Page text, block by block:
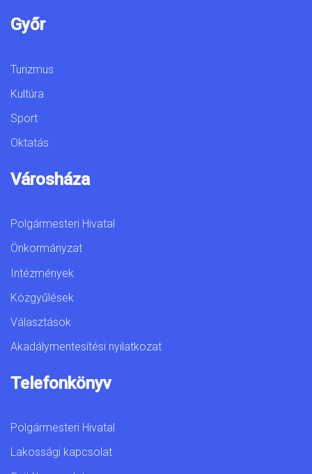
Győr
Turizmus
Kultúra
Sport
Oktatás
Városháza
Polgármesteri Hivatal
Önkormányzat
Intézmények
Közgyűlések
Választások
Akadálymentesítési nyilatkozat
Telefonkönyv
Polgármesteri Hivatal
Lakossági kapcsolat